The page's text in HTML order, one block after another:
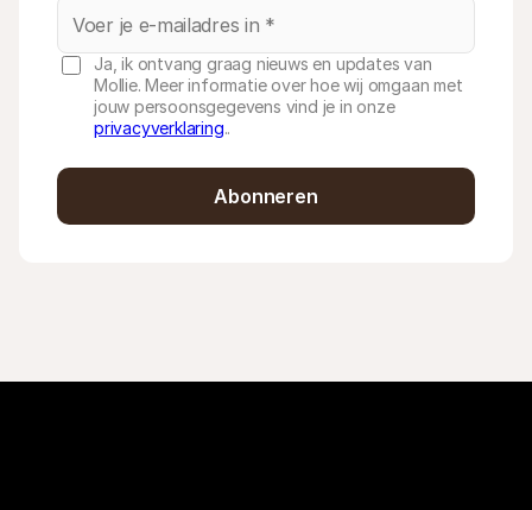
Ja, ik ontvang graag nieuws en updates van
Mollie. Meer informatie over hoe wij omgaan met
jouw persoonsgegevens vind je in onze
privacyverklaring..
Abonneren